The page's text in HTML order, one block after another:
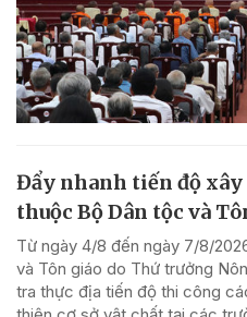
Đẩy nhanh tiến độ
thuộc Bộ Dân tộc và
Từ ngày 4/8 đến ngày 7/8/
và Tôn giáo do Thứ trưởng
tra thực địa tiến độ thi công